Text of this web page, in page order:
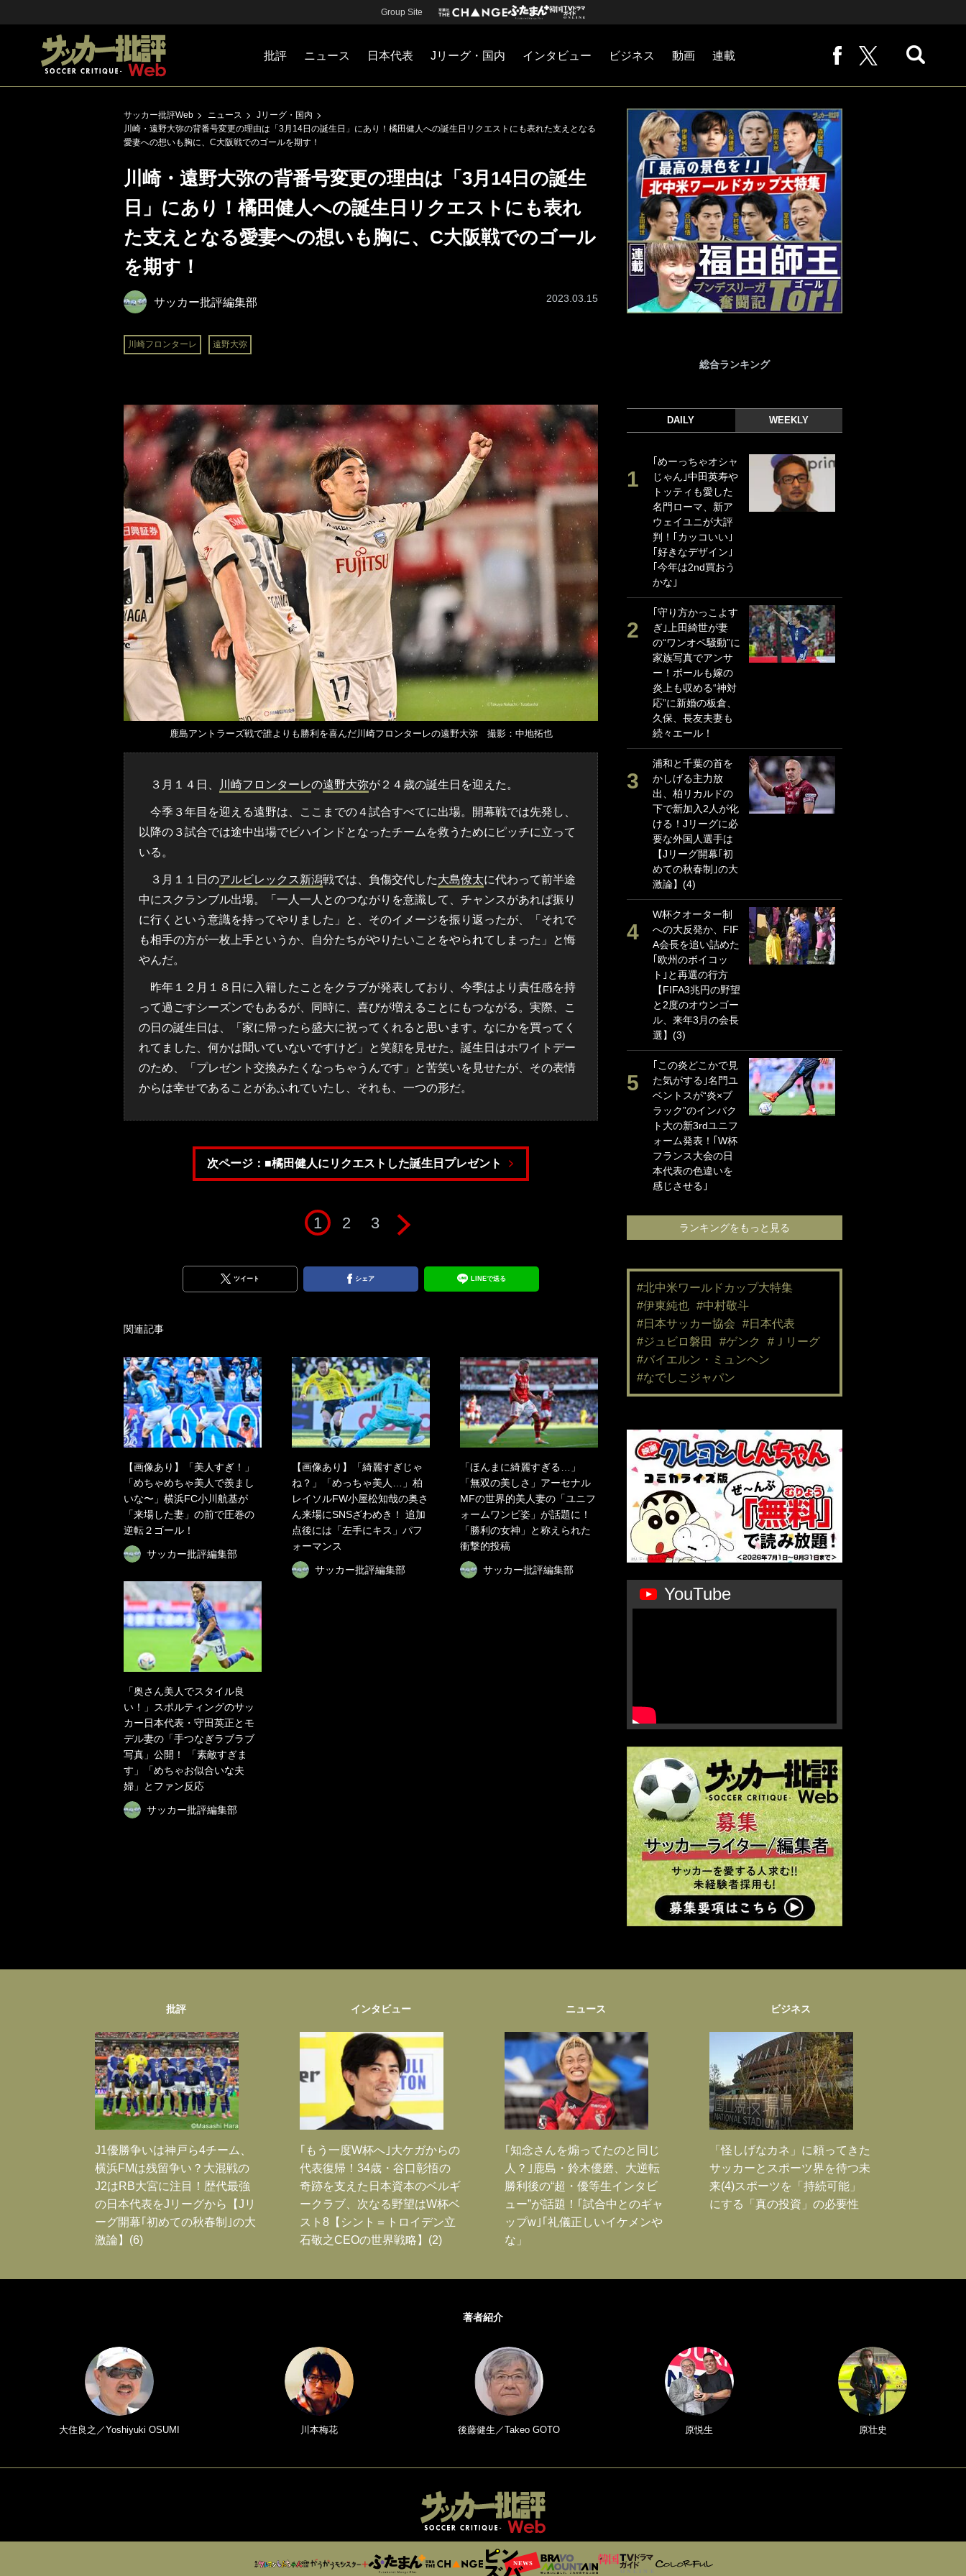
Group Site
批評 ニュース 日本代表 Jリーグ・国内 インタビュー ビジネス 動画 連載
サッカー批評Web ニュース
Jリーグ・国内
川崎・遠野大弥の背番号変更の理由は「3月14日の誕生日」にあり！橘田健人への誕生日リクエストにも表れた支えとなる
愛妻への想いも胸に、C大阪戦でのゴールを期す！
川崎・遠野大弥の背番号変更の理由は「3月14日の誕生
日」にあり！橘田健人への誕生日リクエストにも表れ
た支えとなる愛妻への想いも胸に、C大阪戦でのゴール
を期す！
サッカー批評編集部
川崎フロンターレ 遠野大弥
2023.03.15
鹿島アントラーズ戦で誰よりも勝利を喜んだ川崎フロンターレの遠野大弥 撮影：中地拓也
３月１４日、 川崎フロンターレの遠野大弥が２４歳の誕生日を迎えた。
今季３年目を迎える遠野は、ここまでの４試合すべてに出場。開幕戦では先発し、
以降の３試合では途中出場でビハインドとなったチームを救うためにピッチに立って
いる。
３月１１日のアルビレックス新潟戦では、負傷交代した大島僚太に代わって前半途
中にスクランブル出場。「一人一人とのつながりを意識して、チャンスがあれば振り
に行くという意識を持ってやりました」と、そのイメージを振り返ったが、「それで
も相手の方が一枚上手というか、自分たちがやりたいことをやられてしまった」と悔
やんだ。
昨年１２月１８日に入籍したことをクラブが発表しており、今季はより責任感を持
って過ごすシーズンでもあるが、同時に、喜びが増えることにもつながる。実際、こ
の日の誕生日は、「家に帰ったら盛大に祝ってくれると思います。なにかを買ってく
れてました、何かは聞いていないですけど」と笑顔を見せた。誕生日はホワイトデー
のため、「プレゼント交換みたくなっちゃうんです」と苦笑いを見せたが、その表情
からは幸せであることがあふれていたし、それも、一つの形だ。
次ページ：■橘田健人にリクエストした誕生日プレゼント
1 2 3
ツイート シェア LINEで送る
関連記事
【画像あり】「美人すぎ！」
「めちゃめちゃ美人で羨まし
いな〜」横浜FC小川航基が
「来場した妻」の前で圧巻の
逆転２ゴール！
サッカー批評編集部
【画像あり】「綺麗すぎじゃ
ね？」「めっちゃ美人…」柏
レイソルFW小屋松知哉の奥さ
ん来場にSNSざわめき！ 追加
点後には「左手にキス」パフ
ォーマンス
サッカー批評編集部
「ほんまに綺麗すぎる…」
「無双の美しさ」アーセナル
MFの世界的美人妻の「ユニフ
ォームワンピ姿」が話題に！
「勝利の女神」と称えられた
衝撃的投稿
サッカー批評編集部
「奥さん美人でスタイル良
い！」スポルティングのサッ
カー日本代表・守田英正とモ
デル妻の「手つなぎラブラブ
写真」公開！ 「素敵すぎま
す」「めちゃお似合いな夫
婦」とファン反応
サッカー批評編集部
総合ランキング
DAILY WEEKLY
｢めーっちゃオシャ
じゃん｣中田英寿や
トッティも愛した
名門ローマ、新ア
ウェイユニが大評
判！｢カッコいい｣
｢好きなデザイン｣
｢今年は2nd買おう
かな｣
｢守り方かっこよす
ぎ｣上田綺世が妻
の“ワンオペ騒動”に
家族写真でアンサ
ー！ボールも嫁の
炎上も収める“神対
応”に新婚の板倉、
久保、長友夫妻も
続々エール！
浦和と千葉の首を
かしげる主力放
出、柏リカルドの
下で新加入2人が化
ける！Jリーグに必
要な外国人選手は
【Jリーグ開幕｢初
めての秋春制｣の大
激論】(4)
W杯クオーター制
への大反発か、FIF
A会長を追い詰めた
｢欧州のボイコッ
ト｣と再選の行方
【FIFA3兆円の野望
と2度のオウンゴー
ル、来年3月の会長
選】(3)
｢この炎どこかで見
た気がする｣名門ユ
ベントスが“炎×ブ
ラック”のインパク
ト大の新3rdユニフ
ォーム発表！｢W杯
フランス大会の日
本代表の色違いを
感じさせる｣
ランキングをもっと見る
#北中米ワールドカップ大特集
#伊東純也 #中村敬斗
#日本サッカー協会
#日本代表
#ジュビロ磐田
#ゲンク
#Ｊリーグ
#バイエルン・ミュンヘン
#なでしこジャパン
YouTube
批評
J1優勝争いは神戸ら4チーム、
横浜FMは残留争い？大混戦の
J2はRB大宮に注目！歴代最強
の日本代表をJリーグから【Jリ
ーグ開幕｢初めての秋春制｣の大
激論】(6)
インタビュー
｢もう一度W杯へ｣大ケガからの
代表復帰！34歳・谷口彰悟の
奇跡を支えた日本資本のベルギ
ークラブ、次なる野望はW杯ベ
スト8【シント＝トロイデン立
石敬之CEOの世界戦略】(2)
ニュース
｢知念さんを煽ってたのと同じ
人？｣鹿島・鈴木優磨、大逆転
勝利後の“超・優等生インタビ
ュー”が話題！｢試合中とのギャ
ップw｣｢礼儀正しいイケメンや
な」
ビジネス
「怪しげなカネ」に頼ってきた
サッカーとスポーツ界を待つ未
来(4)スポーツを「持続可能」
にする「真の投資」の必要性
著者紹介
大住良之／Yoshiyuki OSUMI 川本梅花 後藤健生／Takeo GOTO 原悦生 原壮史